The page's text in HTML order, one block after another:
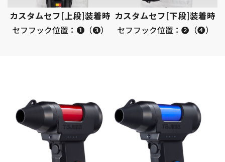
カスタムセフ[上段]装着時
セフフック位置： ❶（❸）
カスタムセフ[下段]装着時
セフフック位置： ❷（❹）